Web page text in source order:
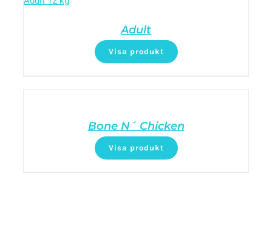
Adult
Visa produkt
Bone N´ Chicken
Visa produkt